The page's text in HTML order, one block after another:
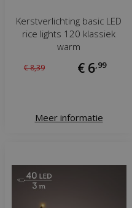
Kerstverlichting basic LED
rice lights 120 klassiek
warm
€8,39 € 6 99
Meer informatie